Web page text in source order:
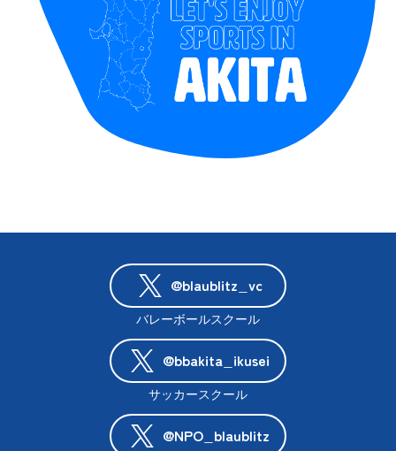
@blaublitz_vc
バレーボールスクール
@bbakita_ikusei
サッカースクール
@NPO_blaublitz